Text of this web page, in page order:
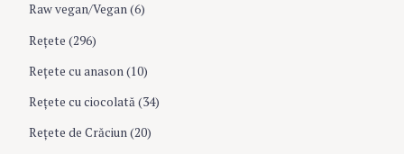
Raw vegan/Vegan(6)
Rețete (296)
Reţete cu anason(10)
Reţete cu ciocolată(34)
Reţete de Crăciun(20)